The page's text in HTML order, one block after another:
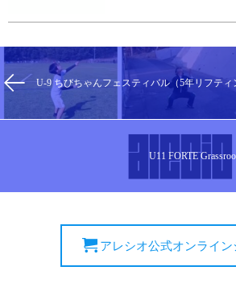
U-9 ちびちゃんフェスティバル（5年リフティ
U11 FORTE
アレシオ公式オンライン